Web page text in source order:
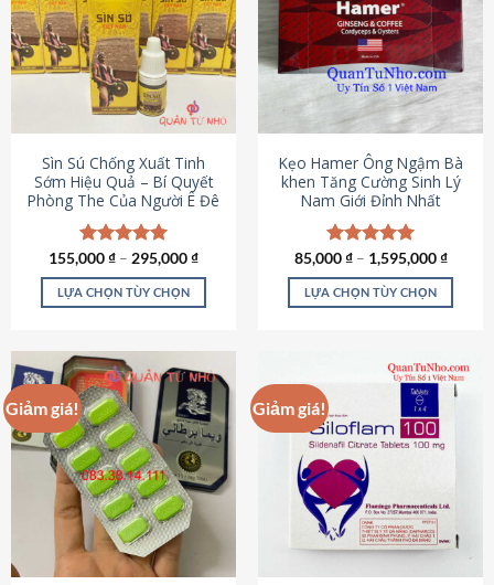
thể.
Các
tùy
chọn
có
thể
được
chọn
trên
trang
sản
phẩm
Sìn Sú Chống Xuất Tinh
Sớm Hiệu Quả – Bí Quyết
Phòng The Của Người Ê Đê
Được xếp
hạng4.95
5 sao
155,000₫ – 295,000₫
LỰA CHỌN TÙY CHỌN
này
có
nhiều
biến
thể.
Các
tùy
chọn
có
thể
Kẹo Hamer Ông Ngậm Bà
khen Tăng Cường Sinh Lý
Nam Giới Đỉnh Nhất
Được xếp
hạng5.00
5 sao
85,000₫– 1,595,000₫
LỰA CHỌN TÙY CHỌN
này
nhiều
biến
tùy
chọn
có
Giảm giá! Giảm giá!